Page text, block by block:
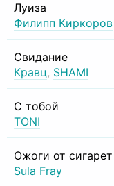
Луиза
Филипп Киркоров
Свидание
Кравц, SHAMI
С тобой
TONI
Ожоги от сигарет
Sula Fray